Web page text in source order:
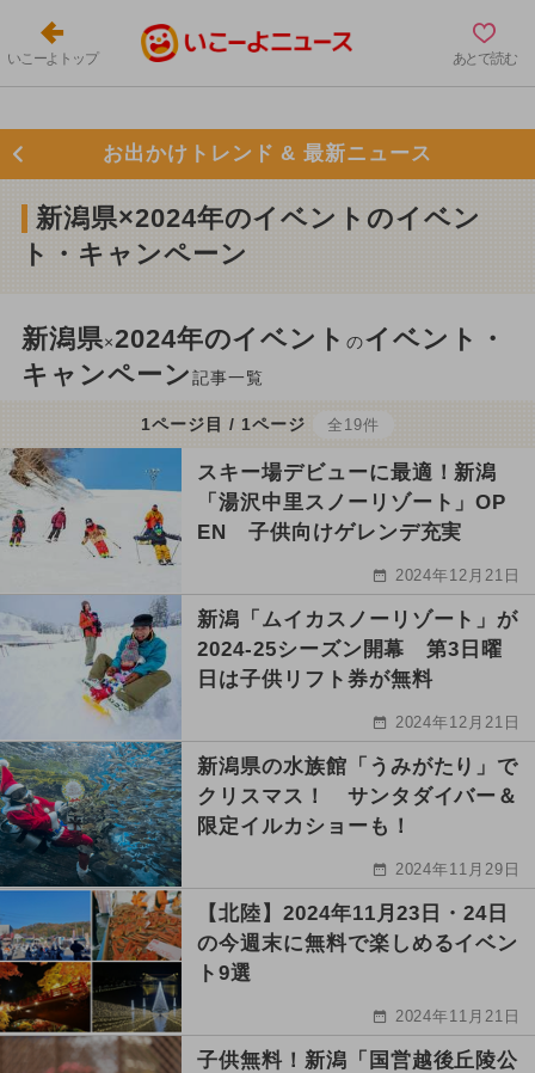
いこーよトップ あとで読む
お出かけトレンド & 最新ニュース
新潟県×2024年のイベントのイベン
ト・キャンペーン
新潟県×2024年のイベントのイベント・
キャンペーン記事一覧
1ページ目 / 1ページ 全19件
スキー場デビューに最適！新潟
「湯沢中里スノーリゾート」OP
EN 子供向けゲレンデ充実
2024年12月21日
新潟「ムイカスノーリゾート」が
2024-25シーズン開幕 第3日曜
日は子供リフト券が無料
2024年12月21日
新潟県の水族館「うみがたり」で
クリスマス！ サンタダイバー＆
限定イルカショーも！
2024年11月29日
【北陸】2024年11月23日・24日
の今週末に無料で楽しめるイベン
ト9選
2024年11月21日
子供無料！新潟「国営越後丘陵公